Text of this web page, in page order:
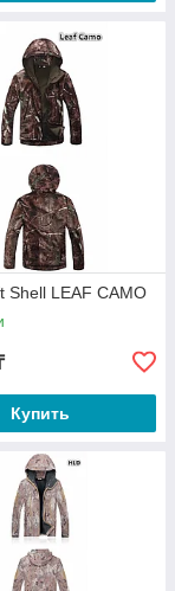
Shell LEAF CAMO
Купить